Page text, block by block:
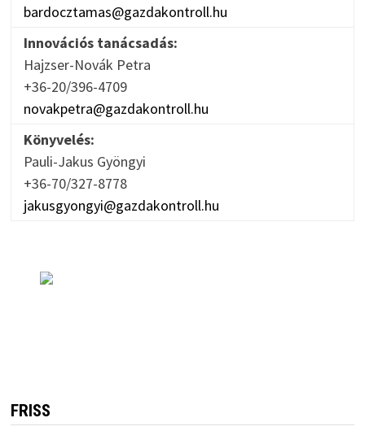
bardocztamas@gazdakontroll.hu
Innovációs tanácsadás:
Hajzser-Novák Petra
+36-20/396-4709
novakpetra@gazdakontroll.hu
Könyvelés:
Pauli-Jakus Gyöngyi
+36-70/327-8778
jakusgyongyi@gazdakontroll.hu
FRISS